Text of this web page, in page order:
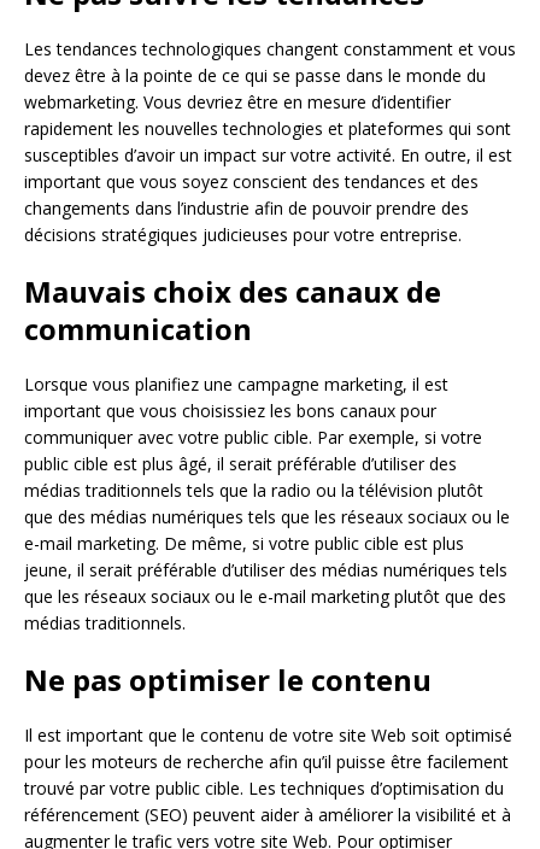
Les tendances technologiques changent constamment et vous
devez être à la pointe de ce qui se passe dans le monde du
webmarketing. Vous devriez être en mesure d’identifier
rapidement les nouvelles technologies et plateformes qui sont
susceptibles d’avoir un impact sur votre activité. En outre, il est
important que vous soyez conscient des tendances et des
changements dans l’industrie afin de pouvoir prendre des
décisions stratégiques judicieuses pour votre entreprise.
Mauvais choix des canaux de
communication
Lorsque vous planifiez une campagne marketing, il est
important que vous choisissiez les bons canaux pour
communiquer avec votre public cible. Par exemple, si votre
public cible est plus âgé, il serait préférable d’utiliser des
médias traditionnels tels que la radio ou la télévision plutôt
que des médias numériques tels que les réseaux sociaux ou le
e-mail marketing. De même, si votre public cible est plus
jeune, il serait préférable d’utiliser des médias numériques tels
que les réseaux sociaux ou le e-mail marketing plutôt que des
médias traditionnels.
Ne pas optimiser le contenu
Il est important que le contenu de votre site Web soit optimisé
pour les moteurs de recherche afin qu’il puisse être facilement
trouvé par votre public cible. Les techniques d’optimisation du
référencement (SEO) peuvent aider à améliorer la visibilité et à
augmenter le trafic vers votre site Web. Pour optimiser